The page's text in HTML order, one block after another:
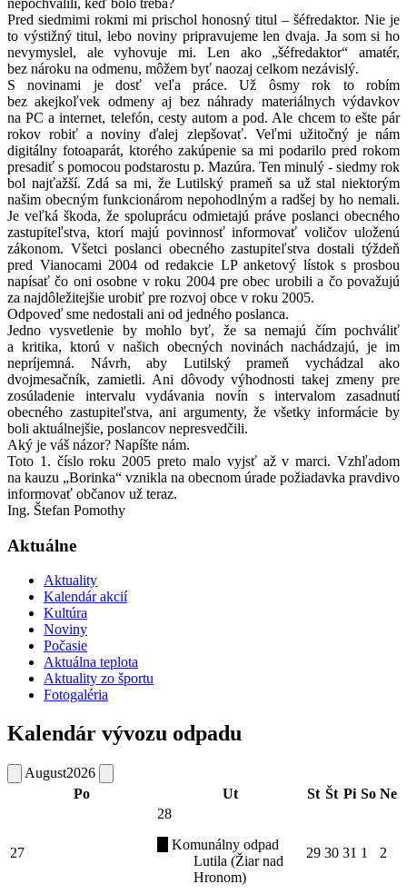
Pred siedmimi rokmi mi prischol honosný titul – šéfredaktor. Nie je
to výstižný titul, lebo noviny pripravujeme len dvaja. Ja som si ho
nevymyslel, ale vyhovuje mi. Len ako „šéfredaktor“ amatér,
bez nároku na odmenu, môžem byť naozaj celkom nezávislý.
S novinami je dosť veľa práce. Už ôsmy rok to robím
bez akejkoľvek odmeny aj bez náhrady materiálnych výdavkov
na PC a internet, telefón, cesty autom a pod. Ale chcem to ešte pár
rokov robiť a noviny ďalej zlepšovať. Veľmi užitočný je nám
digitálny fotoaparát, ktorého zakúpenie sa mi podarilo pred rokom
presadiť s pomocou podstarostu p. Mazúra. Ten minulý - siedmy rok
bol najťažší. Zdá sa mi, že Lutilský prameň sa už stal niektorým
našim obecným funkcionárom nepohodlným a radšej by ho nemali.
Je veľká škoda, že spoluprácu odmietajú práve poslanci obecného
zastupiteľstva, ktorí majú povinnosť informovať voličov uloženú
zákonom. Všetci poslanci obecného zastupiteľstva dostali týždeň
pred Vianocami 2004 od redakcie LP anketový lístok s prosbou
napísať čo oni osobne v roku 2004 pre obec urobili a čo považujú
za najdôležitejšie urobiť pre rozvoj obce v roku 2005.
Odpoveď sme nedostali ani od jedného poslanca.
Jedno vysvetlenie by mohlo byť, že sa nemajú čím pochváliť
a kritika, ktorú v našich obecných novinách nachádzajú, je im
nepríjemná. Návrh, aby Lutilský prameň vychádzal ako
dvojmesačník, zamietli. Ani dôvody výhodnosti takej zmeny pre
zosúladenie intervalu vydávania novín s intervalom zasadnutí
obecného zastupiteľstva, ani argumenty, že všetky informácie by
boli aktuálnejšie, poslancov nepresvedčili.
Aký je váš názor? Napíšte nám.
Toto 1. číslo roku 2005 preto malo vyjsť až v marci. Vzhľadom
na kauzu „Borinka“ vznikla na obecnom úrade požiadavka pravdivo
informovať občanov už teraz.
Ing. Štefan Pomothy
Aktuálne
Aktuality
Kalendár akcií
Kultúra
Noviny
Počasie
Aktuálna teplota
Aktuality zo športu
Fotogaléria
Kalendár vývozu odpadu
August2026
Po
Ut St Št Pi So Ne
27
28
Komunálny odpad
Lutila (Žiar nad
Hronom)
29 30 31 1 2